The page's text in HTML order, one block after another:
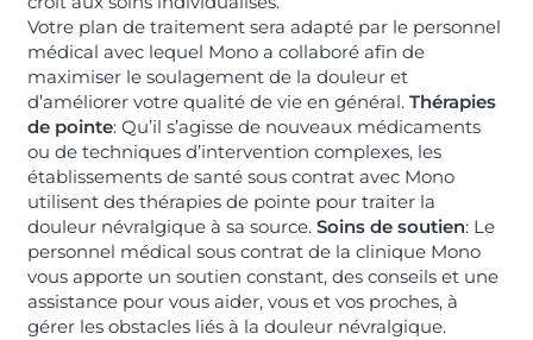
Votre plan de traitement sera adapté par le personnel
médical avec lequel Mono a collaboré afin de
maximiser le soulagement de la douleur et
d’améliorer votre qualité de vie en général. Thérapies
de pointe: Qu’il s’agisse de nouveaux médicaments
ou de techniques d’intervention complexes, les
établissements de santé sous contrat avec Mono
utilisent des thérapies de pointe pour traiter la
douleur névralgique à sa source. Soins de soutien: Le
personnel médical sous contrat de la clinique Mono
vous apporte un soutien constant, des conseils et une
assistance pour vous aider, vous et vos proches, à
gérer les obstacles liés à la douleur névralgique.